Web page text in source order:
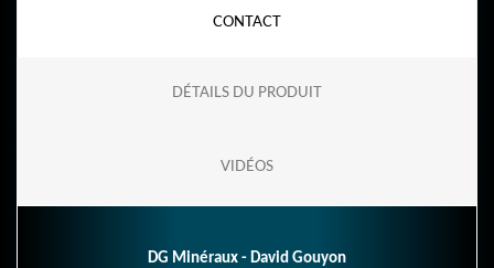
CONTACT
DÉTAILS DU PRODUIT
VIDÉOS
DG Minéraux - David Gouyon